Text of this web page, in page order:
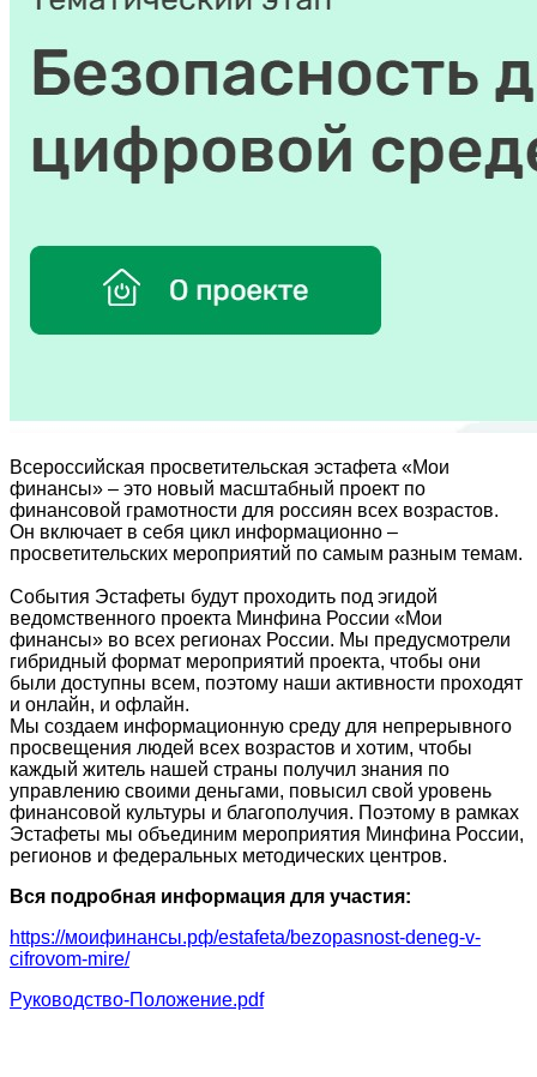
Всероссийская просветительская эстафета «Мои
финансы» – это новый масштабный проект по
финансовой грамотности для россиян всех возрастов.
Он включает в себя цикл информационно –
просветительских мероприятий по самым разным темам.
События Эстафеты будут проходить под эгидой
ведомственного проекта Минфина России «Мои
финансы» во всех регионах России. Мы предусмотрели
гибридный формат мероприятий проекта, чтобы они
были доступны всем, поэтому наши активности проходят
и онлайн, и офлайн.
Мы создаем информационную среду для непрерывного
просвещения людей всех возрастов и хотим, чтобы
каждый житель нашей страны получил знания по
управлению своими деньгами, повысил свой уровень
финансовой культуры и благополучия. Поэтому в рамках
Эстафеты мы объединим мероприятия Минфина России,
регионов и федеральных методических центров.
Вся подробная информация для участия:
https://моифинансы.рф/estafeta/bezopasnost-deneg-v-
cifrovom-mire/
Руководство-Положение.pdf